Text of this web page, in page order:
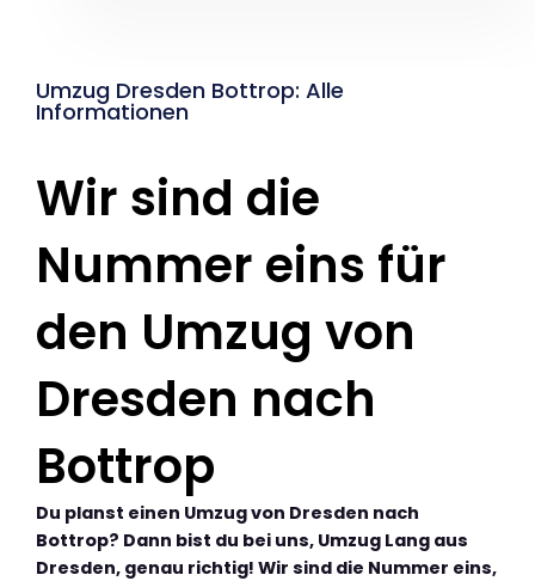
Umzug Dresden Bottrop: Alle
Informationen
Wir sind die
Nummer eins für
den Umzug von
Dresden nach
Bottrop
Du planst einen Umzug von Dresden nach
Bottrop? Dann bist du bei uns, Umzug Lang aus
Dresden, genau richtig! Wir sind die Nummer eins,